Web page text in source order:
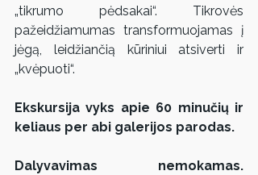
„tikrumo pėdsakai“. Tikrovės
pažeidžiamumas transformuojamas į
jėgą, leidžiančią kūriniui atsiverti ir
„kvėpuoti“.
Ekskursija vyks apie 60 minučių ir
keliaus per abi galerijos parodas.
Dalyvavimas nemokamas.